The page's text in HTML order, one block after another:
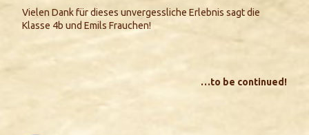
Vielen Dank für dieses unvergessliche Erlebnis sagt die
Klasse 4b und Emils Frauchen!
…to be continued!